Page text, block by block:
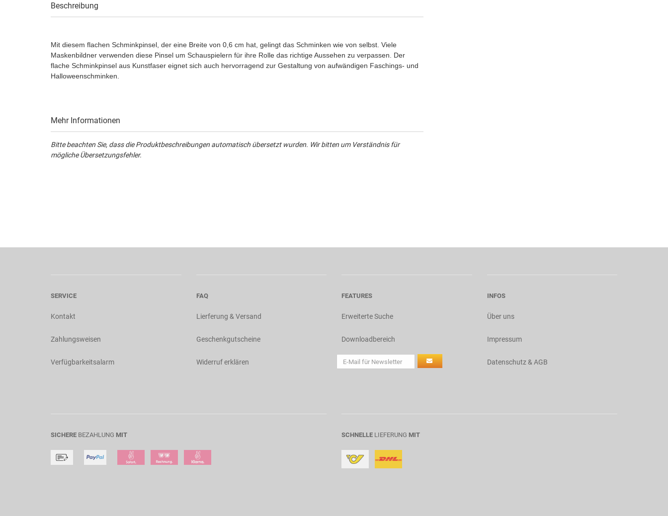
Beschreibung
Mit diesem flachen Schminkpinsel, der eine Breite von 0,6 cm hat, gelingt das Schminken wie von selbst. Viele
Maskenbildner verwenden diese Pinsel um Schauspielern für ihre Rolle das richtige Aussehen zu verpassen. Der
flache Schminkpinsel aus Kunstfaser eignet sich auch hervorragend zur Gestaltung von aufwändigen Faschings- und
Halloweenschminken.
Mehr Informationen
Bitte beachten Sie, dass die Produktbeschreibungen automatisch übersetzt wurden. Wir bitten um Verständnis für
mögliche Übersetzungsfehler.
SERVICE
Kontakt
Zahlungsweisen
Verfügbarkeitsalarm
FAQ
Lierferung & Versand
Geschenkgutscheine
Widerruf erklären
FEATURES
Erweiterte Suche
Downloadbereich
INFOS
Über uns
Impressum
Datenschutz & AGB
SICHERE BEZAHLUNG MIT SCHNELLE LIEFERUNG MIT